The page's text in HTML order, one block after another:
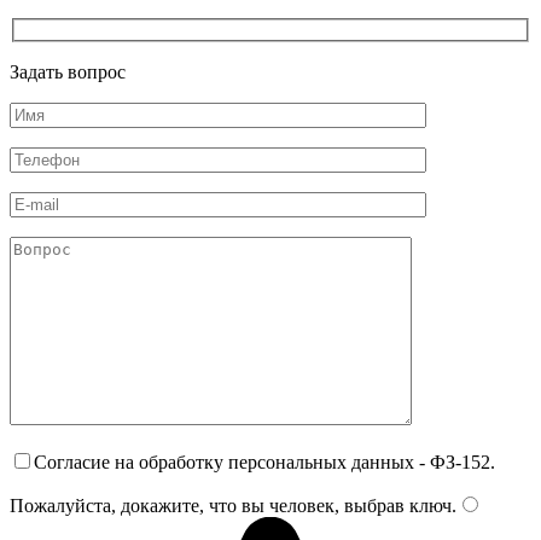
Задать вопрос
Согласие на обработку персональных данных - ФЗ-152.
Пожалуйста, докажите, что вы человек, выбрав ключ.